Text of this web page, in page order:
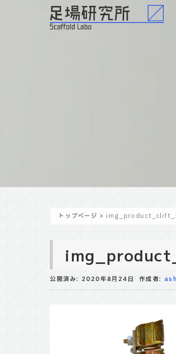
トップページ >
公開済み: 2020年8月24日 作成者: